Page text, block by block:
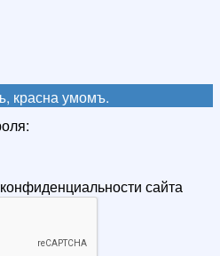
красна умомъ.
сайта